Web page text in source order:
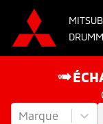
Marque